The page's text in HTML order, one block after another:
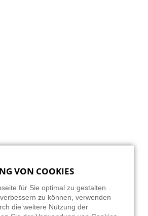
VON COOKIES
für Sie optimal zu gestalten
zu können, verwenden
die weitere Nutzung der